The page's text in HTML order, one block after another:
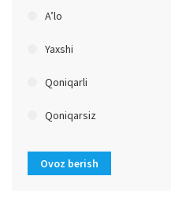
A’lo
Yaxshi
Qoniqarli
Qoniqarsiz
Ovoz berish